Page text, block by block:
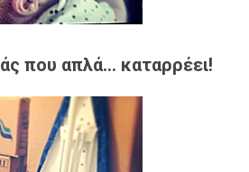
που απλά... καταρρέει!